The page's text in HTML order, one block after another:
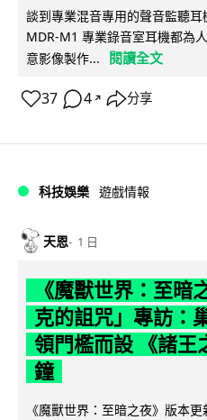
談到專業混音專用的聲音監聽
MDR-M1 專業錄音室耳機都為
意影像製作...
閱讀全文
37 4 ↗ 分享
科技娛樂 遊戲情報
天恩 1 日
《魔獸世界：至暗
克的詛咒」專訪：
領門檻而設 《諸王
鐘
《魔獸世界：至暗之夜》版本